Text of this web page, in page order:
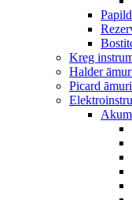
Kreg
Halder
Picard āmuri